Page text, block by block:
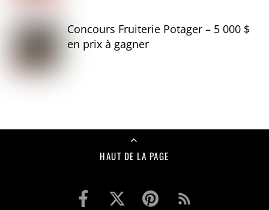
Concours Fruiterie Potager – 5 000 $
en prix à gagner
HAUT DE LA PAGE